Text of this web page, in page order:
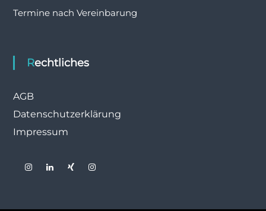
Termine nach Vereinbarung
Rechtliches
AGB
Datenschutzerklärung
Impressum